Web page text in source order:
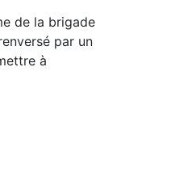
de la brigade
par un
à